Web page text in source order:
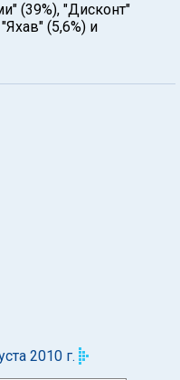
(39%), "Дисконт"
(5,6%) и
2010 г.